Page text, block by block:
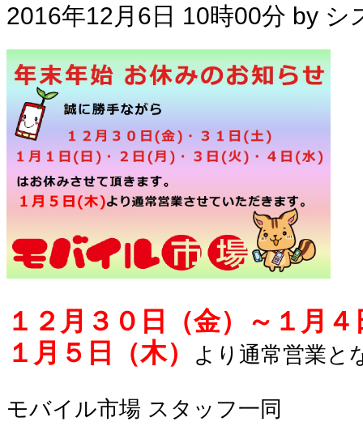
2016年12月6日 10時00分 by
１２月３０日（金）～１月
１月５日（木）
より通常営業と
モバイル市場 スタッフ一同